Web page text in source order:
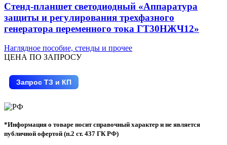
Стенд-планшет светодиодный «Аппаратура
защиты и регулирования трехфазного
генератора переменного тока ГТ30НЖЧ12»
Наглядное пособие, стенды и прочее
ЦЕНА ПО ЗАПРОСУ
Запрос ТЗ и КП
*Информация о товаре носит справочный характер и не является
публичной офертой (п.2 ст. 437 ГК РФ)